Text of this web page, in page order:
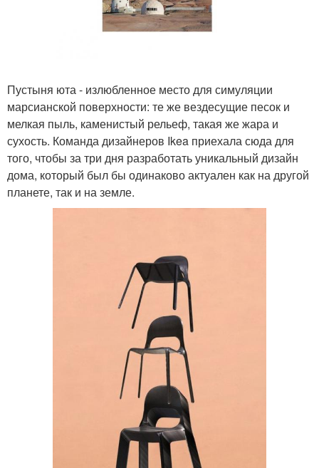
Пустыня юта - излюбленное место для симуляции
марсианской поверхности: те же вездесущие песок и
мелкая пыль, каменистый рельеф, такая же жара и
сухость. Команда дизайнеров Ikea приехала сюда для
того, чтобы за три дня разработать уникальный дизайн
дома, который был бы одинаково актуален как на другой
планете, так и на земле.